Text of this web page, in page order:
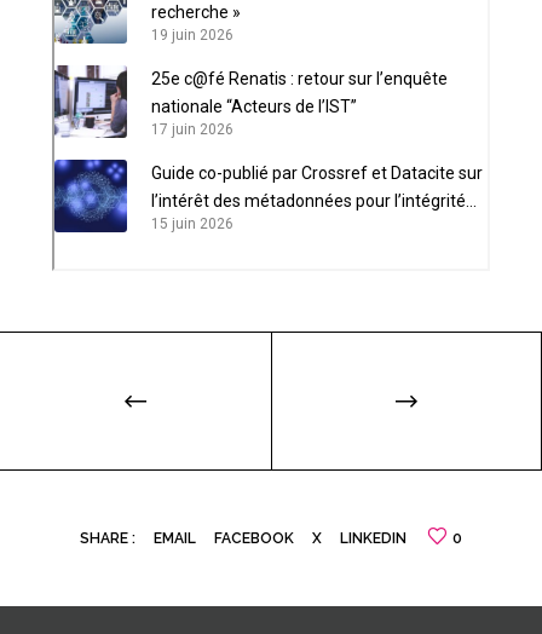
recherche »
19 juin 2026
25e c@fé Renatis : retour sur l’enquête
nationale “Acteurs de l’IST”
17 juin 2026
Guide co-publié par Crossref et Datacite sur
l’intérêt des métadonnées pour l’intégrité
scientifique
15 juin 2026
SHARE : EMAIL FACEBOOK X LINKEDIN 0